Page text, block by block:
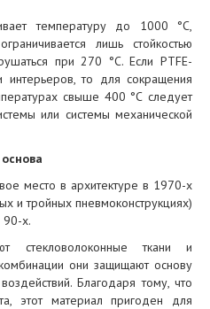
температуру до 1000 °С,
лишь стойкостью
при 270 °С. Если PTFE-
интерьеров, то для сокращения
свыше 400 °С следует
или системы механической
место в архитектуре в 1970-х
и тройных пневмоконструкциях)
90-х.
стекловолоконные ткани и
они защищают основу
Благодаря тому, что
этот материал пригоден для